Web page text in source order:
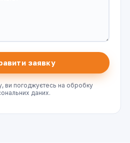
ви погоджуєтесь на обробку
даних.